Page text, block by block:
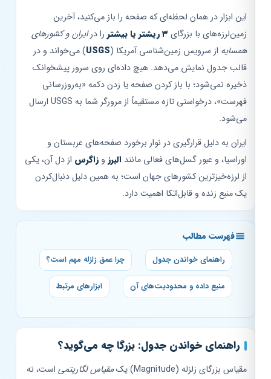
این ابزار در همان لحظه‌ای که صفحه را باز می‌کنید، آخرین
زمین‌لرزه‌های با بزرگای۳ ریشتر یا بیشتر را درایران و کشورهای
همسایهاز سرویس زمین‌شناسی آمریکا (USGS) می‌خواند و در
قالب جدول نمایش می‌دهد. هیچ داده‌ای روی سرور پیشخوانک
ذخیره نمی‌شود؛ با باز کردن صفحه یا زدن دکمه «به‌روزرسانی
فهرست»، درخواستی تازه مستقیماً از مرورگر شما به USGS ارسال
می‌شود.
ایران به دلیل قرارگیری در نوار برخورد صفحه‌های عربستان و
اوراسیا، و عبور گسل‌های فعالی مانندالبرز وزاگرساز دل آن، یکی
از لرزه‌خیزترین کشورهای جهان است؛ به همین دلیل دنبال‌کردن
یک منبع زنده و قابل‌اتکا اهمیت دارد.
فهرست مطالب
راهنمای خواندن جدول چرا عمق زلزله مهم است؟
منبع داده و محدودیت‌های آن ابزارهای مرتبط
راهنمای خواندن جدول: بزرگا چه می‌گوید؟
مقیاس بزرگای زلزله (Magnitude) یک مقیاس لگاریتمیاست، نه